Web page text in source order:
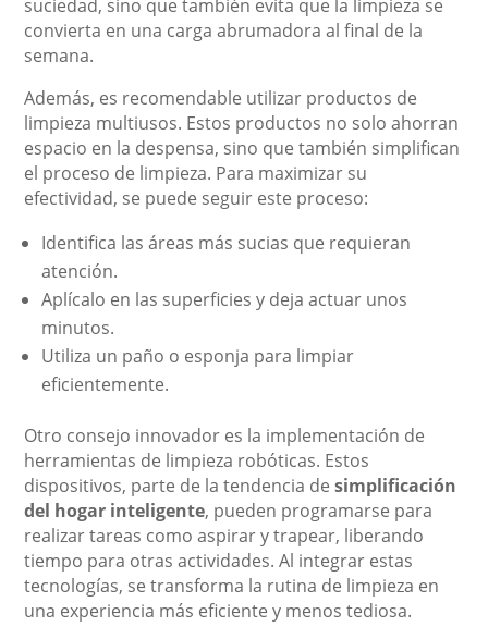
suciedad, sino que también evita que la limpieza se
convierta en una carga abrumadora al final de la
semana.
Además, es recomendable utilizar productos de
limpieza multiusos. Estos productos no solo ahorran
espacio en la despensa, sino que también simplifican
el proceso de limpieza. Para maximizar su
efectividad, se puede seguir este proceso:
Identifica las áreas más sucias que requieran
atención.
Aplícalo en las superficies y deja actuar unos
minutos.
Utiliza un paño o esponja para limpiar
eficientemente.
Otro consejo innovador es la implementación de
herramientas de limpieza robóticas. Estos
dispositivos, parte de la tendencia desimplificación
del hogar inteligente, pueden programarse para
realizar tareas como aspirar y trapear, liberando
tiempo para otras actividades. Al integrar estas
tecnologías, se transforma la rutina de limpieza en
una experiencia más eficiente y menos tediosa.